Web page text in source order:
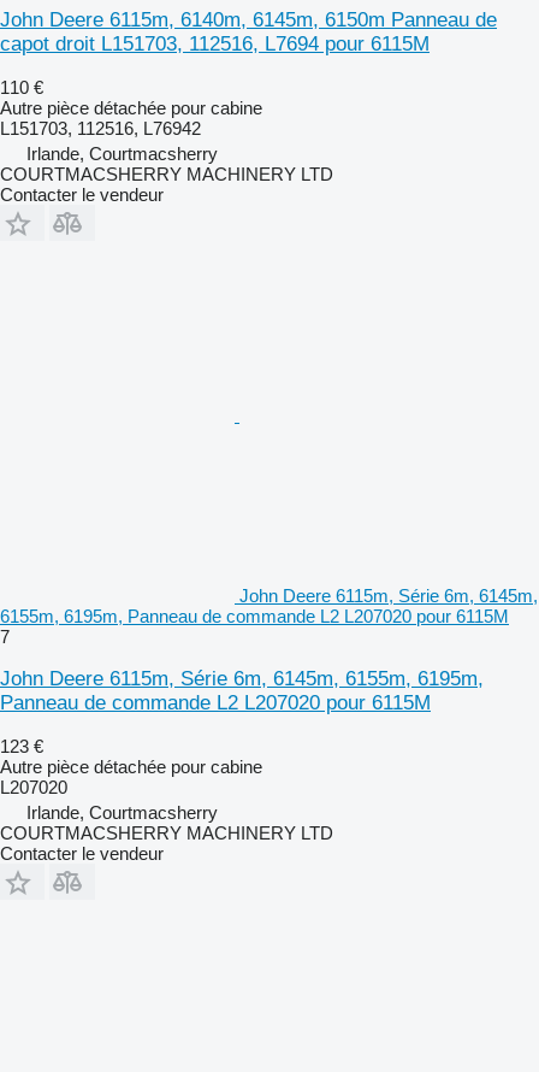
John Deere 6115m, 6140m, 6145m, 6150m Panneau de
capot droit L151703, 112516, L7694 pour 6115M
110 €
Autre pièce détachée pour cabine
L151703, 112516, L76942
Irlande, Courtmacsherry
COURTMACSHERRY MACHINERY LTD
Contacter le vendeur
John Deere 6115m, Série 6m, 6145m,
6155m, 6195m, Panneau de commande L2 L207020 pour 6115M
7
John Deere 6115m, Série 6m, 6145m, 6155m, 6195m,
Panneau de commande L2 L207020 pour 6115M
123 €
Autre pièce détachée pour cabine
L207020
Irlande, Courtmacsherry
COURTMACSHERRY MACHINERY LTD
Contacter le vendeur